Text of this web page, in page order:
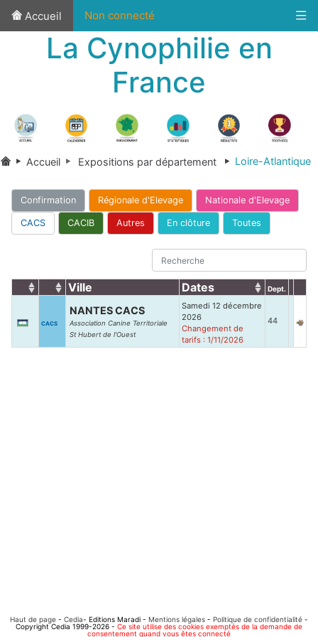
Accueil Non connecté
La Cynophilie en
France
Accueil Expositions par département Loire-Atlantique
Confirmation Régionale d'Elevage Nationale d'Elevage
CACS CACIB Autres En clôture Toutes
Ville Dates Dept.
CACS
NANTES CACS
Association Canine Territoriale
St Hubert de l'Ouest
Samedi 12 décembre
2026
Changement de
tarifs : 1/11/2026
44
Haut de page - Cedia- Editions Maradi - Mentions légales - Politique de confidentialité -
Copyright Cedia 1999-2026 - Ce site utilise des cookies exemptés de la demande de
consentement quand vous êtes connecté